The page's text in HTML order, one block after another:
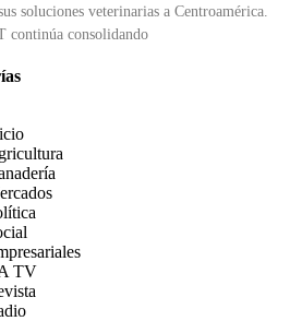
soluciones veterinarias a Centroamérica.
continúa consolidando
TV